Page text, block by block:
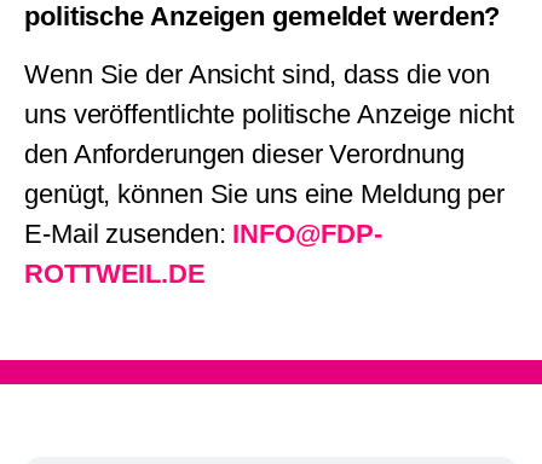
politische Anzeigen gemeldet werden?
Wenn Sie der Ansicht sind, dass die von
uns veröffentlichte politische Anzeige nicht
den Anforderungen dieser Verordnung
genügt, können Sie uns eine Meldung per
E-Mail zusenden: INFO@FDP-
ROTTWEIL.DE